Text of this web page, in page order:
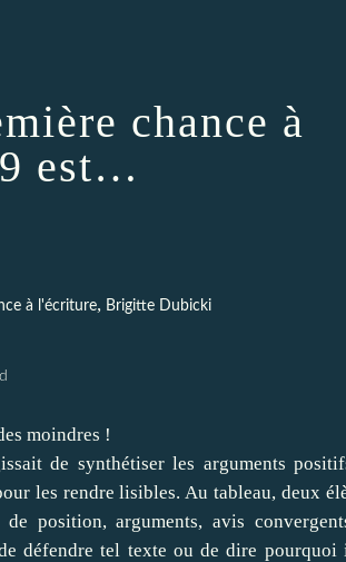
chance à
est…
à l'écriture, Brigitte Dubicki
moindres !
de synthétiser les arguments
les rendre lisibles. Au tableau, deux
position, arguments, avis
défendre tel texte ou de dire pourquoi